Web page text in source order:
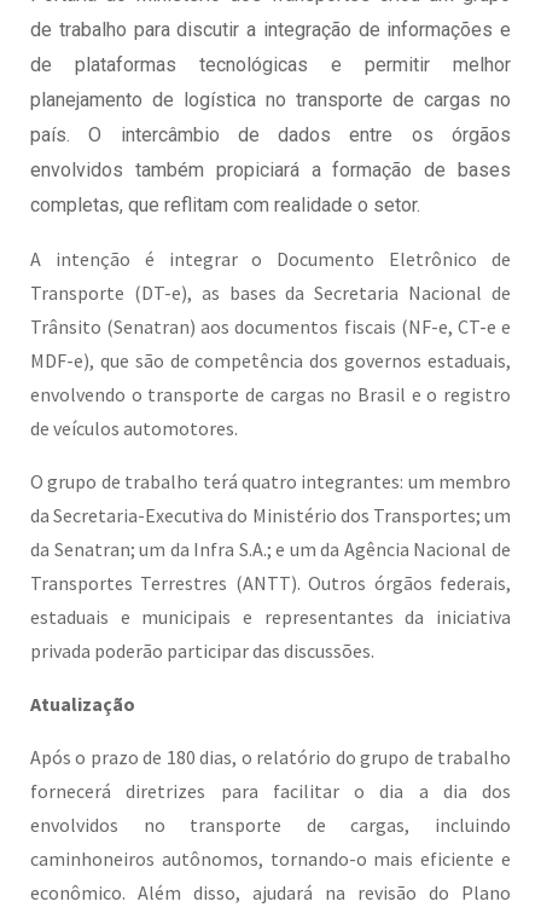
de trabalho para discutir a integração de informações e
de plataformas tecnológicas e permitir melhor
planejamento de logística no transporte de cargas no
país. O intercâmbio de dados entre os órgãos
envolvidos também propiciará a formação de bases
completas, que reflitam com realidade o setor.
A intenção é integrar o Documento Eletrônico de
Transporte (DT-e), as bases da Secretaria Nacional de
Trânsito (Senatran) aos documentos fiscais (NF-e, CT-e e
MDF-e), que são de competência dos governos estaduais,
envolvendo o transporte de cargas no Brasil e o registro
de veículos automotores.
O grupo de trabalho terá quatro integrantes: um membro
da Secretaria-Executiva do Ministério dos Transportes; um
da Senatran; um da Infra S.A.; e um da Agência Nacional de
Transportes Terrestres (ANTT). Outros órgãos federais,
estaduais e municipais e representantes da iniciativa
privada poderão participar das discussões.
Atualização
Após o prazo de 180 dias, o relatório do grupo de trabalho
fornecerá diretrizes para facilitar o dia a dia dos
envolvidos no transporte de cargas, incluindo
caminhoneiros autônomos, tornando-o mais eficiente e
econômico. Além disso, ajudará na revisão do Plano